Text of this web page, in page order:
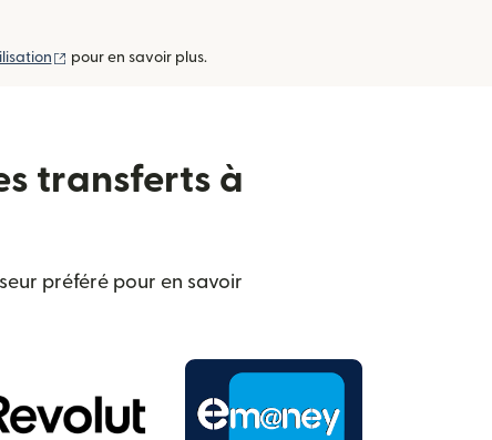
(s'ouvre dans une nouvelle fenêtre)
pour en savoir plus.
transferts à
préféré pour en savoir